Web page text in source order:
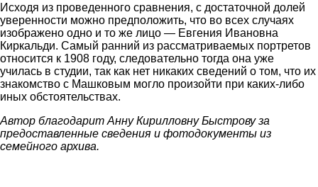
Исходя из проведенного сравнения, с достаточной долей
уверенности можно предположить, что во всех случаях
изображено одно и то же лицо — Евгения Ивановна
Киркальди. Самый ранний из рассматриваемых портретов
относится к 1908 году, следовательно тогда она уже
училась в студии, так как нет никаких сведений о том, что их
знакомство с Машковым могло произойти при каких-либо
иных обстоятельствах.
Автор благодарит Анну Кирилловну Быстрову за
предоставленные сведения и фотодокументы из
семейного архива.